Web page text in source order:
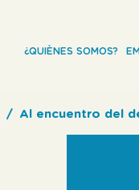
¿QUIÈNES SOMOS?
Al encuentro del